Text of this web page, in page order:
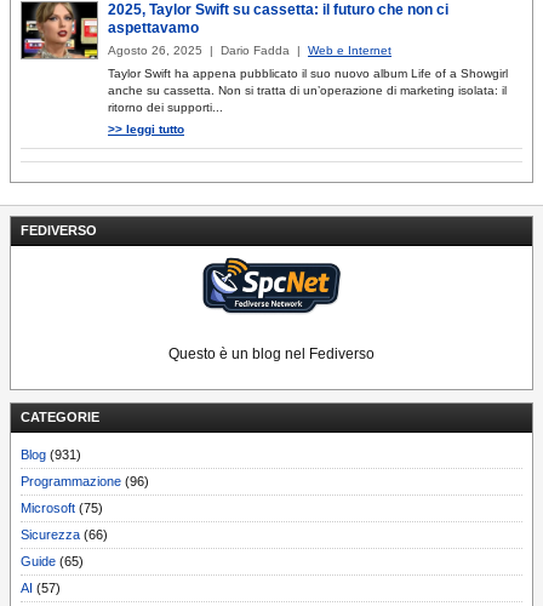
FEDIVERSO
Questo è un blog nel Fediverso
CATEGORIE
Blog (931)
Programmazione (96)
Microsoft (75)
Sicurezza (66)
Guide (65)
AI (57)
2025, Taylor Swift su cassetta: il futuro che non ci
aspettavamo
Agosto 26, 2025 | Dario Fadda | Web e Internet
Taylor Swift ha appena pubblicato il suo nuovo album Life of a Showgirl
anche su cassetta. Non si tratta di un’operazione di marketing isolata: il
ritorno dei supporti...
>> leggi tutto